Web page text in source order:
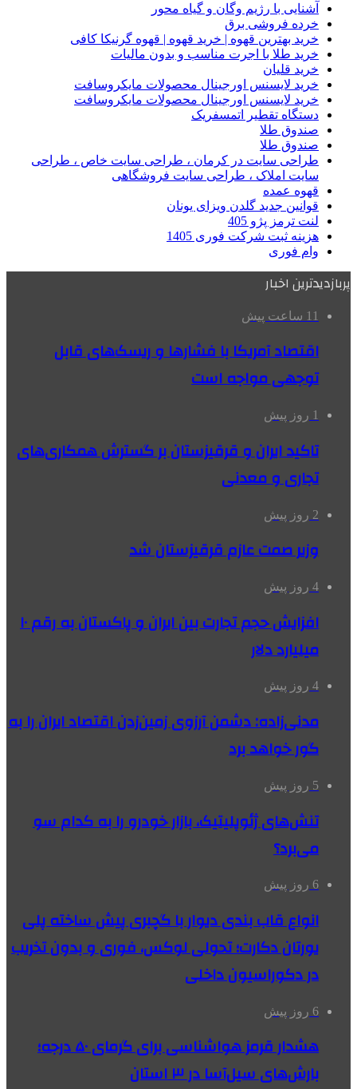
آشنایی با رژیم وگان و گیاه محور
خرده فروشی برق
خرید بهترین قهوه | خرید قهوه | قهوه گرنیکا کافی
خرید طلا با اجرت مناسب و بدون مالیات
خرید قلیان
خرید لایسنس اورجینال محصولات مایکروسافت
خرید لایسنس اورجینال محصولات مایکروسافت
دستگاه تقطیر اتمسفریک
صندوق طلا
صندوق طلا
طراحی سایت در کرمان ، طراحی سایت خاص ، طراحی
سایت املاک ، طراحی سایت فروشگاهی
قهوه عمده
قوانین جدید گلدن ویزای یونان
لنت ترمز پژو 405
هزینه ثبت شرکت فوری 1405
وام فوری
پربازدیدترین اخبار
11 ساعت پیش
اقتصاد آمریکا با فشارها و ریسک‌های قابل
توجهی مواجه است
1 روز پیش
تاکید ایران و قرقیزستان بر گسترش همکاری‌های
تجاری و معدنی
2 روز پیش
وزیر صمت عازم قرقیزستان شد
4 روز پیش
افزایش حجم تجارت بین ایران و پاکستان به رقم ۱۰
میلیارد دلار
4 روز پیش
مدنی‌زاده: دشمن آرزوی زمین‌زدن اقتصاد ایران را به
گور خواهد برد
5 روز پیش
تنش‌های ژئوپلیتیک، بازار خودرو را به کدام سو
می‌برد؟
6 روز پیش
انواع قاب بندی دیوار با گچبری پیش ساخته پلی
یورتان دکارت؛ تحولی لوکس، فوری و بدون تخریب
در دکوراسیون داخلی
6 روز پیش
هشدار قرمز هواشناسی برای گرمای ۵۰ درجه؛
بارش‌های سیل‌آسا در ۳ استان